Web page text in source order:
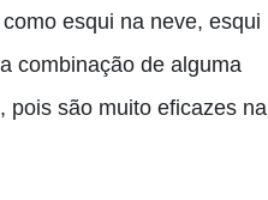
esqui na neve, esqui
combinação de alguma
pois são muito eficazes na